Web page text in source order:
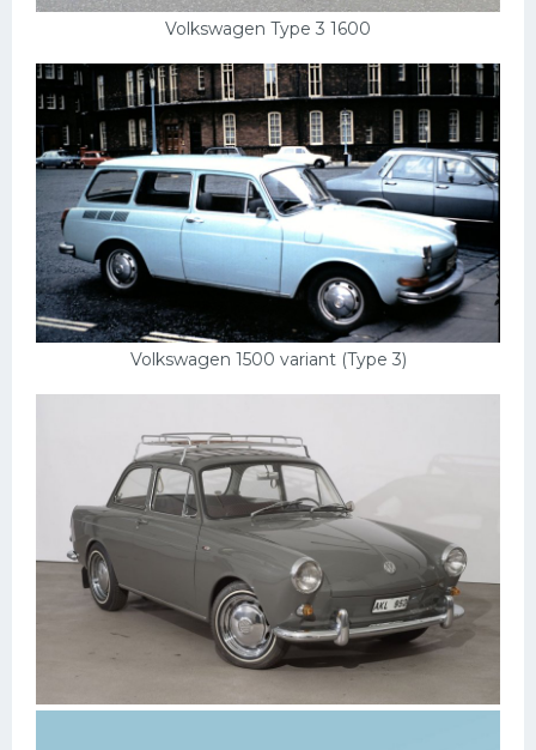
Volkswagen Type 3 1600
Volkswagen 1500 variant (Type 3)